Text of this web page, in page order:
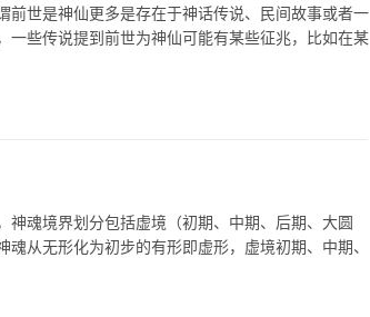
前世是神仙更多是存在于神话传说、民间故事或者一
些传说提到前世为神仙可能有某些征兆，比如在某
魂境界划分包括虚境（初期、中期、后期、大圆
从无形化为初步的有形即虚形，虚境初期、中期、